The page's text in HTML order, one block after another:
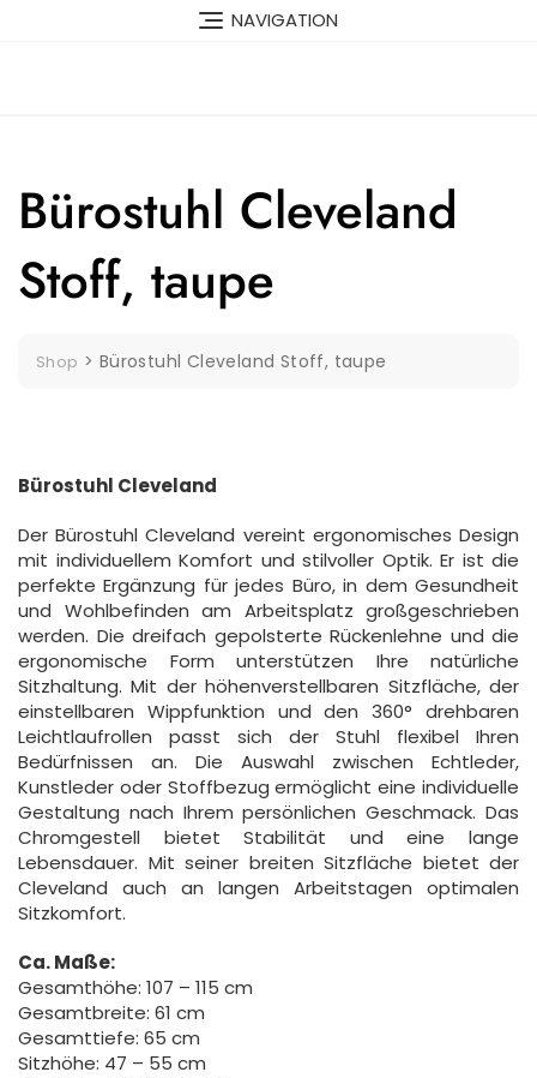
NAVIGATION
Bürostuhl Cleveland
Stoff, taupe
Shop > Bürostuhl Cleveland Stoff, taupe
Bürostuhl Cleveland
Der Bürostuhl Cleveland vereint ergonomisches Design
mit individuellem Komfort und stilvoller Optik. Er ist die
perfekte Ergänzung für jedes Büro, in dem Gesundheit
und Wohlbefinden am Arbeitsplatz großgeschrieben
werden. Die dreifach gepolsterte Rückenlehne und die
ergonomische Form unterstützen Ihre natürliche
Sitzhaltung. Mit der höhenverstellbaren Sitzfläche, der
einstellbaren Wippfunktion und den 360° drehbaren
Leichtlaufrollen passt sich der Stuhl flexibel Ihren
Bedürfnissen an. Die Auswahl zwischen Echtleder,
Kunstleder oder Stoffbezug ermöglicht eine individuelle
Gestaltung nach Ihrem persönlichen Geschmack. Das
Chromgestell bietet Stabilität und eine lange
Lebensdauer. Mit seiner breiten Sitzfläche bietet der
Cleveland auch an langen Arbeitstagen optimalen
Sitzkomfort.
Ca. Maße:
Gesamthöhe: 107 – 115 cm
Gesamtbreite: 61 cm
Gesamttiefe: 65 cm
Sitzhöhe: 47 – 55 cm